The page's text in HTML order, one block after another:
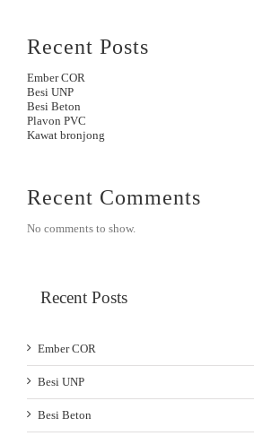
Recent Posts
Ember COR
Besi UNP
Besi Beton
Plavon PVC
Kawat bronjong
Recent Comments
No comments to show.
Recent Posts
Ember COR
Besi UNP
Besi Beton